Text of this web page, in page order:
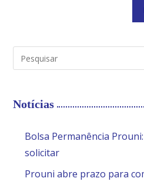
Notícias
Bolsa Permanência
solicitar
Prouni abre prazo para